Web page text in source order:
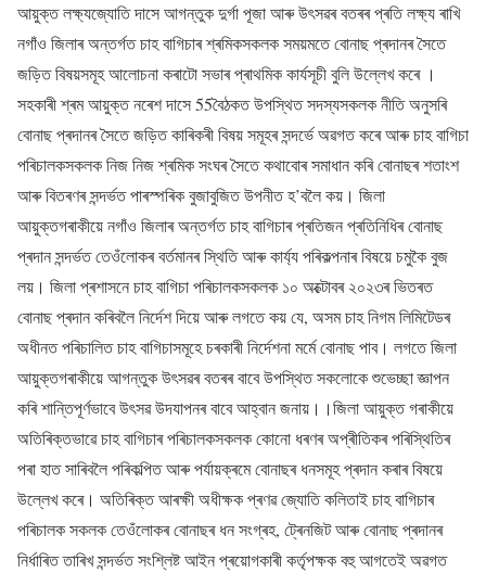
আয়ুক্ত লক্ষ্যজ্যোতি দাসে আগন্তুক দুৰ্গা পূজা আৰু উৎসৱৰ বতৰৰ প্ৰতি লক্ষ্য ৰাখি
নগাঁও জিলাৰ অন্তৰ্গত চাহ বাগিচাৰ শ্ৰমিকসকলক সময়মতে বোনাছ প্ৰদানৰ সৈতে
জড়িত বিষয়সমূহ আলোচনা কৰাটো সভাৰ প্ৰাথমিক কাৰ্যসূচী বুলি উল্লেখ কৰে ।
সহকাৰী শ্ৰম আয়ুক্ত নৰেশ দাসে 55বৈঠকত উপস্থিত সদস্যসকলক নীতি অনুসৰি
বোনাছ প্ৰদানৰ সৈতে জড়িত কাৰিকৰী বিষয় সমূহৰ সন্দৰ্ভে অৱগত কৰে আৰু চাহ বাগিচা
পৰিচালকসকলক নিজ নিজ শ্ৰমিক সংঘৰ সৈতে কথাবোৰ সমাধান কৰি বোনাছৰ শতাংশ
আৰু বিতৰণৰ সন্দৰ্ভত পাৰস্পৰিক বুজাবুজিত উপনীত হ’বলৈ কয়। জিলা
আয়ুক্তগৰাকীয়ে নগাঁও জিলাৰ অন্তৰ্গত চাহ বাগিচাৰ প্ৰতিজন প্ৰতিনিধিৰ বোনাছ
প্ৰদান সন্দৰ্ভত তেওঁলোকৰ বৰ্তমানৰ স্থিতি আৰু কাৰ্য্য পৰিকল্পনাৰ বিষয়ে চমুকৈ বুজ
লয়। জিলা প্ৰশাসনে চাহ বাগিচা পৰিচালকসকলক ১০ অক্টোবৰ ২০২৩ৰ ভিতৰত
বোনাছ প্ৰদান কৰিবলৈ নিৰ্দেশ দিয়ে আৰু লগতে কয় যে, অসম চাহ নিগম লিমিটেডৰ
অধীনত পৰিচালিত চাহ বাগিচাসমূহে চৰকাৰী নিৰ্দেশনা মৰ্মে বোনাছ পাব। লগতে জিলা
আয়ুক্তগৰাকীয়ে আগন্তুক উৎসৱৰ বতৰৰ বাবে উপস্থিত সকলোকে শুভেচ্ছা জ্ঞাপন
কৰি শান্তিপূৰ্ণভাবে উৎসৱ উদযাপনৰ বাবে আহ্বান জনায়।।জিলা আয়ুক্ত গৰাকীয়ে
অতিৰিক্তভাৱে চাহ বাগিচাৰ পৰিচালকসকলক কোনো ধৰণৰ অপ্ৰীতিকৰ পৰিস্থিতিৰ
পৰা হাত সাৰিবলৈ পৰিকল্পিত আৰু পৰ্যায়ক্ৰমে বোনাছৰ ধনসমূহ প্ৰদান কৰাৰ বিষয়ে
উল্লেখ কৰে। অতিৰিক্ত আৰক্ষী অধীক্ষক প্ৰণৱ জ্যোতি কলিতাই চাহ বাগিচাৰ
পৰিচালক সকলক তেওঁলোকৰ বোনাছৰ ধন সংগ্ৰহ, ট্ৰেনজিট আৰু বোনাছ প্ৰদানৰ
নিৰ্ধাৰিত তাৰিখ সন্দৰ্ভত সংশ্লিষ্ট আইন প্ৰয়োগকাৰী কৰ্তৃপক্ষক বহু আগতেই অৱগত